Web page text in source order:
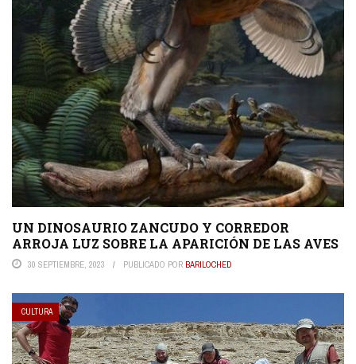
UN DINOSAURIO ZANCUDO Y CORREDOR
ARROJA LUZ SOBRE LA APARICIÓN DE LAS AVES
30 SEPTIEMBRE, 2023 PUBLICADO POR BARILOCHED
CULTURA